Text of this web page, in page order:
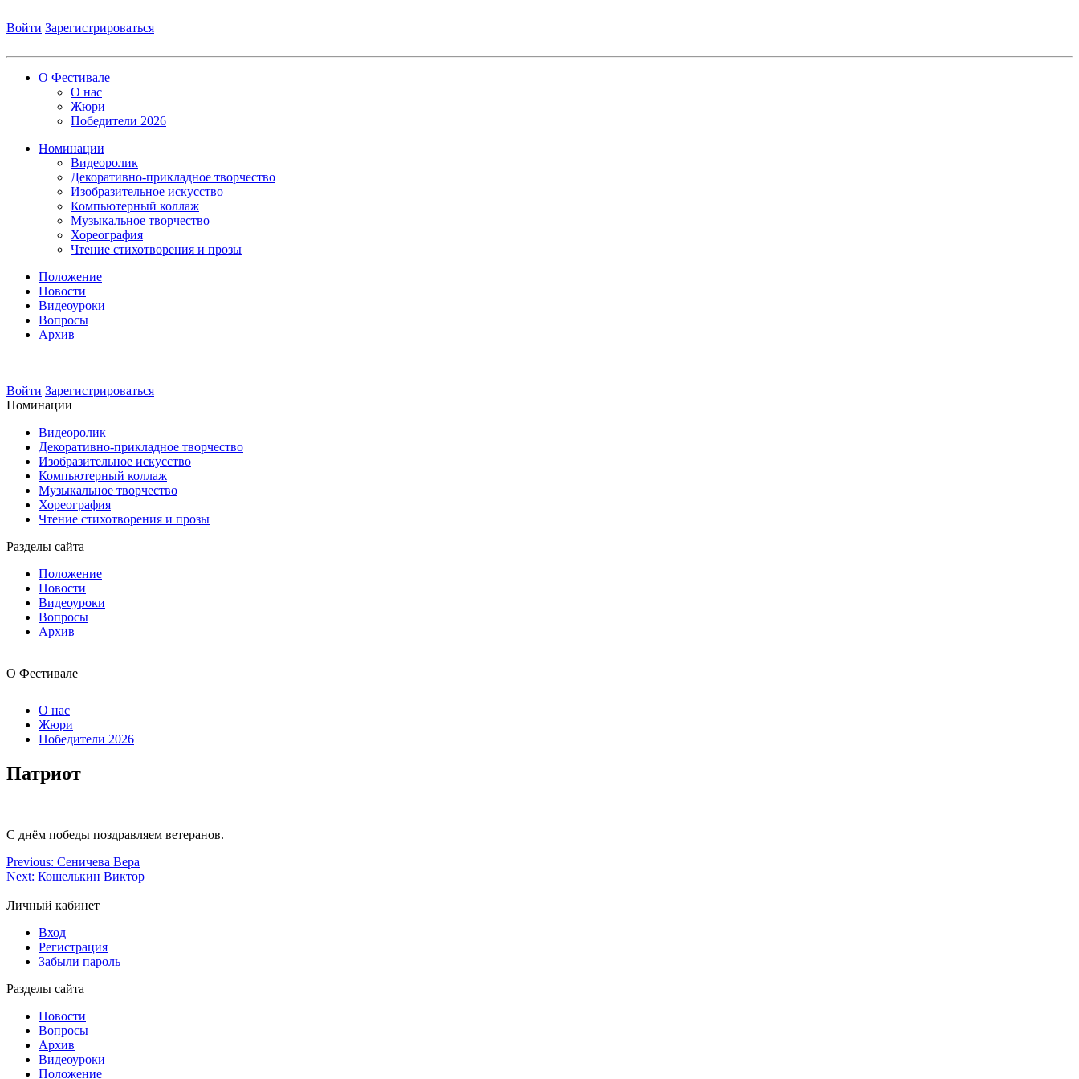
Войти Зарегистрироваться
О Фестивале
О нас
Жюри
Победители 2026
Номинации
Видеоролик
Декоративно-прикладное творчество
Изобразительное искусство
Компьютерный коллаж
Музыкальное творчество
Хореография
Чтение стихотворения и прозы
Положение
Новости
Видеоуроки
Вопросы
Архив
Войти Зарегистрироваться
Номинации
Видеоролик
Декоративно-прикладное творчество
Изобразительное искусство
Компьютерный коллаж
Музыкальное творчество
Хореография
Чтение стихотворения и прозы
Разделы сайта
Положение
Новости
Видеоуроки
Вопросы
Архив
О Фестивале
О нас
Жюри
Победители 2026
Патриот
С днём победы поздравляем ветеранов.
Previous: Сеничева Вера
Next: Кошелькин Виктор
Личный кабинет
Вход
Регистрация
Забыли пароль
Разделы сайта
Новости
Вопросы
Архив
Видеоуроки
Положение